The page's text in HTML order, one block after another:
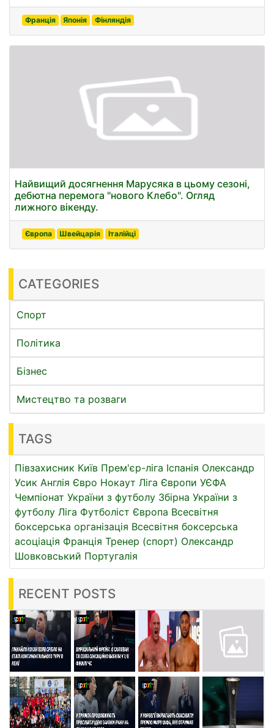
Франція Японія Фінляндія
Найвищий досягнення Марусяка в цьому сезоні,
дебютна перемога "нового Клебо". Огляд
лижного вікенду.
Європа Швейцарія Італійці
CATEGORIES
Спорт
Політика
Бізнес
Мистецтво та розваги
TAGS
Півзахисник Київ Прем'єр-ліга Іспанія Олександр
Усик Англія Євро Нокаут Ліга Європи УЄФА
Чемпіонат України з футболу Збірна України з
футболу Ліга Футболіст Європа Всесвітня
боксерська організація Всесвітня боксерська
асоціація Франція Тренер (спорт) Олександр
Шовковський Португалія
RECENT POSTS